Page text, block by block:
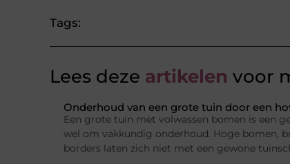
Tags:
Lees deze artikelen voor
Onderhoud van een grote tuin door een
Een grote tuin met volwassen bomen is een
wel om vakkundig onderhoud. Hoge bomen,
borders laten zich niet met een gewone